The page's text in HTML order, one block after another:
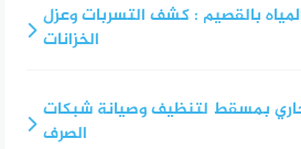
بالقصيم : كشف التسربات وعزل
الخزانات
بمسقط لتنظيف وصيانة شبكات
الصرف